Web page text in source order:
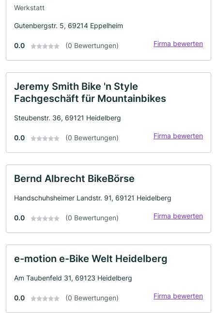
Werkstatt
Gutenbergstr. 5, 69214 Eppelheim
0.0 (0 Bewertungen) Firma bewerten
Jeremy Smith Bike 'n Style
Fachgeschäft für Mountainbikes
Steubenstr. 36, 69121 Heidelberg
0.0 (0 Bewertungen) Firma bewerten
Bernd Albrecht BikeBörse
Handschuhsheimer Landstr. 91, 69121 Heidelberg
0.0 (0 Bewertungen) Firma bewerten
e-motion e-Bike Welt Heidelberg
Am Taubenfeld 31, 69123 Heidelberg
0.0 (0 Bewertungen) Firma bewerten